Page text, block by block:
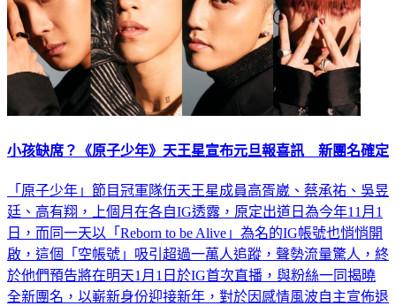
小孩缺席？《原子少年》天王星宣布元旦報喜訊 新團名確定
「原子少年」節目冠軍隊伍天王星成員高胥崴、蔡承祐、吳昱
廷、高有翔，上個月在各自IG透露，原定出道日為今年11月1
日，而同一天以「Reborn to be Alive」為名的IG帳號也悄悄開
啟，這個「空帳號」吸引超過一萬人追蹤，聲勢流量驚人，終
於他們預告將在明天1月1日於IG首次直播，與粉絲一同揭曉
全新團名，以嶄新身份迎接新年，對於因感情風波自主宣佈退